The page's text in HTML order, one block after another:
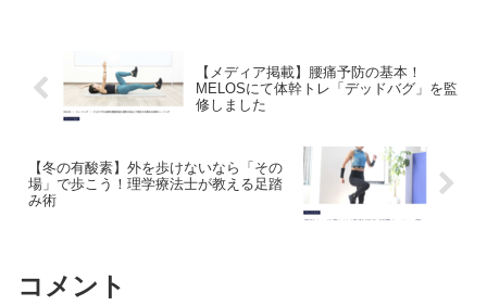
【メディア掲載】腰痛予防の基本！
MELOSにて体幹トレ「デッドバグ」を監
修しました
【冬の有酸素】外を歩けないなら「その
場」で歩こう！理学療法士が教える足踏
み術
コメント